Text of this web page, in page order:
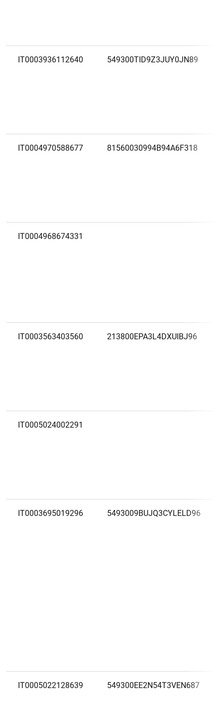
IT0003936112640 549300TID9Z3JUY0JN89
IT0004970588677 81560030994B94A6F318
IT0004968674331
IT0003563403560 213800EPA3L4DXUIBJ96
IT0005024002291
IT0003695019296 5493009BUJQ3CYLELD96
IT0005022128639 549300EE2N54T3VEN687